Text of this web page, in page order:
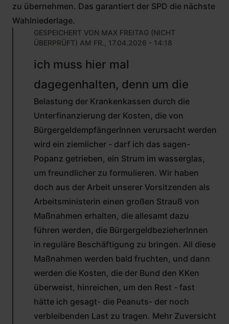
zu übernehmen. Das garantiert der SPD die nächste
Wahlniederlage.
GESPEICHERT VON MAX FREITAG (NICHT
ÜBERPRÜFT) AM FR., 17.04.2026 - 14:18
AUF
PETER
PLUTARCH
(NICHT
ÜBERPRÜFT)
ich muss hier mal
dagegenhalten, denn um die
Belastung der Krankenkassen durch die
Unterfinanzierung der Kosten, die von
BürgergeldempfängerInnen verursacht werden
wird ein ziemlicher - darf ich das sagen-
Popanz getrieben, ein Strum im wasserglas,
um freundlicher zu formulieren. Wir haben
doch aus der Arbeit unserer Vorsitzenden als
Arbeitsministerin einen großen Strauß von
Maßnahmen erhalten, die allesamt dazu
führen werden, die BürgergeldbezieherInnen
in reguläre Beschäftigung zu bringen. All diese
Maßnahmen werden bald fruchten, und dann
werden die Kosten, die der Bund den KKen
überweist, hinreichen, um den Rest - fast
hätte ich gesagt- die Peanuts- der noch
verbleibenden Last zu tragen. Mehr Zuversicht